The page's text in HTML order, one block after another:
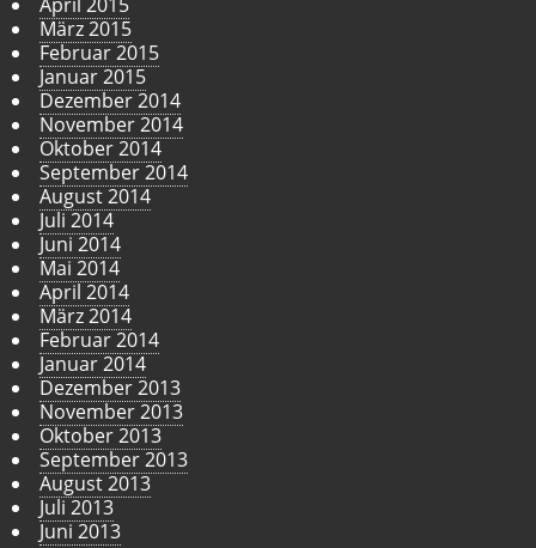
März 2015
Februar 2015
Januar 2015
Dezember 2014
November 2014
Oktober 2014
September 2014
August 2014
Juli 2014
Juni 2014
Mai 2014
April 2014
März 2014
Februar 2014
Januar 2014
Dezember 2013
November 2013
Oktober 2013
September 2013
August 2013
Juli 2013
Juni 2013